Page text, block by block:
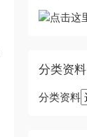
分类资料
分类资料